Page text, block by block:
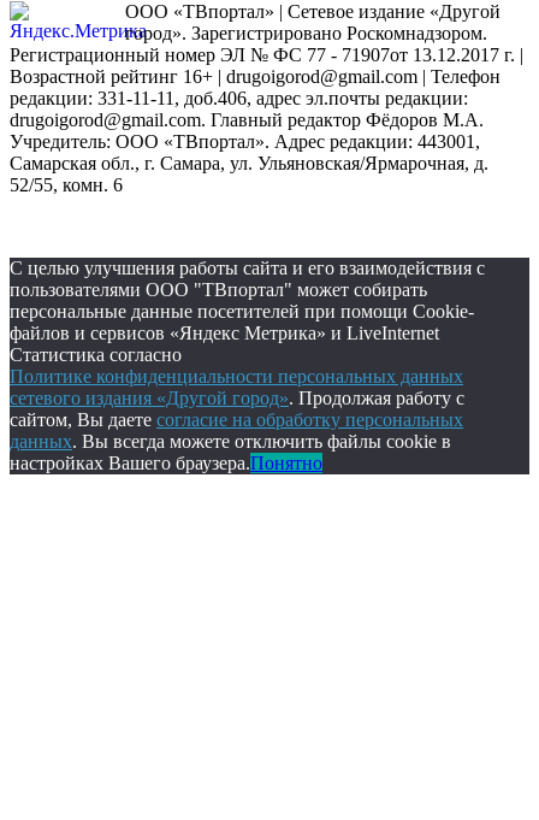
ООО «ТВпортал» | Сетевое издание «Другой
город». Зарегистрировано Роскомнадзором.
Регистрационный номер ЭЛ № ФС 77 - 71907от 13.12.2017 г. |
Возрастной рейтинг 16+ | drugoigorod@gmail.com | Телефон
редакции: 331-11-11, доб.406, адрес эл.почты редакции:
drugoigorod@gmail.com. Главный редактор Фёдоров М.А.
Учредитель: ООО «ТВпортал». Адрес редакции: 443001,
Самарская обл., г. Самара, ул. Ульяновская/Ярмарочная, д.
52/55, комн. 6
С целью улучшения работы сайта и его взаимодействия с
пользователями ООО "ТВпортал" может собирать
персональные данные посетителей при помощи Cookie-
файлов и сервисов «Яндекс Метрика» и LiveInternet
Статистика согласно
Политике конфиденциальности персональных данных
сетевого издания «Другой город». Продолжая работу с
сайтом, Вы даете согласие на обработку персональных
данных. Вы всегда можете отключить файлы cookie в
настройках Вашего браузера.Понятно